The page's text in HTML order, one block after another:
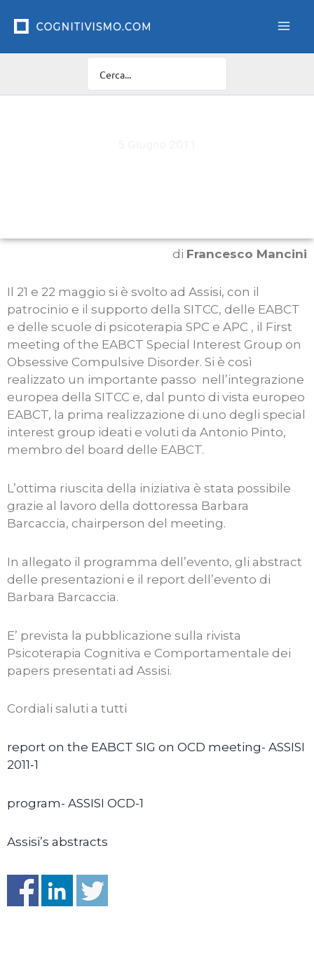
di Francesco Mancini
Il 21 e 22 maggio si è svolto ad Assisi, con il
patrocinio e il supporto della SITCC, delle EABCT
e delle scuole di psicoterapia SPC e APC , il First
meeting of the EABCT Special Interest Group on
Obsessive Compulsive Disorder. Si è così
realizzato un importante passo nell’integrazione
europea della SITCC e, dal punto di vista europeo
EABCT, la prima realizzazione di uno degli special
interest group ideati e voluti da Antonio Pinto,
membro del board delle EABCT.
L’ottima riuscita della iniziativa è stata possibile
grazie al lavoro della dottoressa Barbara
Barcaccia, chairperson del meeting.
In allegato il programma dell’evento, gli abstract
delle presentazioni e il report dell’evento di
Barbara Barcaccia.
E’ prevista la pubblicazione sulla rivista
Psicoterapia Cognitiva e Comportamentale dei
papers presentati ad Assisi.
Cordiali saluti a tutti
report on the EABCT SIG on OCD meeting- ASSISI
2011-1
program- ASSISI OCD-1
Assisi’s abstracts